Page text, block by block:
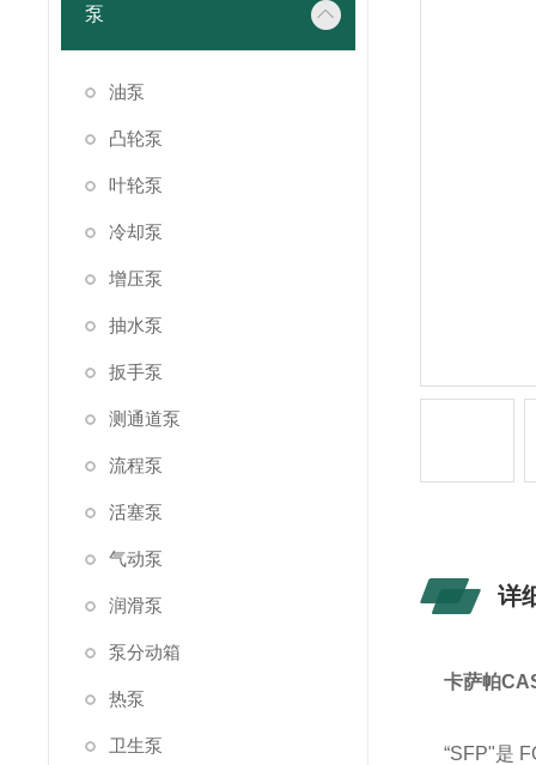
泵
油泵
凸轮泵
叶轮泵
冷却泵
增压泵
抽水泵
扳手泵
测通道泵
流程泵
活塞泵
气动泵
润滑泵
泵分动箱
热泵
卫生泵
详
卡萨帕
“SFP"是